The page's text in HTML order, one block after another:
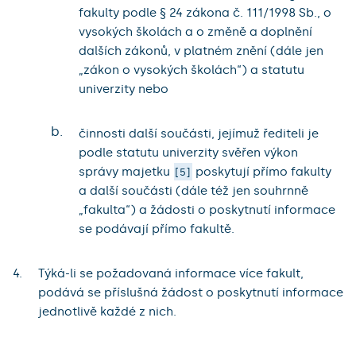
fakulty podle § 24 zákona č. 111/1998 Sb., o
vysokých školách a o změně a doplnění
dalších zákonů, v platném znění (dále jen
„zákon o vysokých školách“) a statutu
univerzity nebo
b.
činnosti další součásti, jejímuž řediteli je
podle statutu univerzity svěřen výkon
správy majetku
5
poskytují přímo fakulty
a další součásti (dále též jen souhrnně
„fakulta“) a žádosti o poskytnutí informace
se podávají přímo fakultě.
Týká-li se požadovaná informace více fakult,
podává se příslušná žádost o poskytnutí informace
jednotlivě každé z nich.